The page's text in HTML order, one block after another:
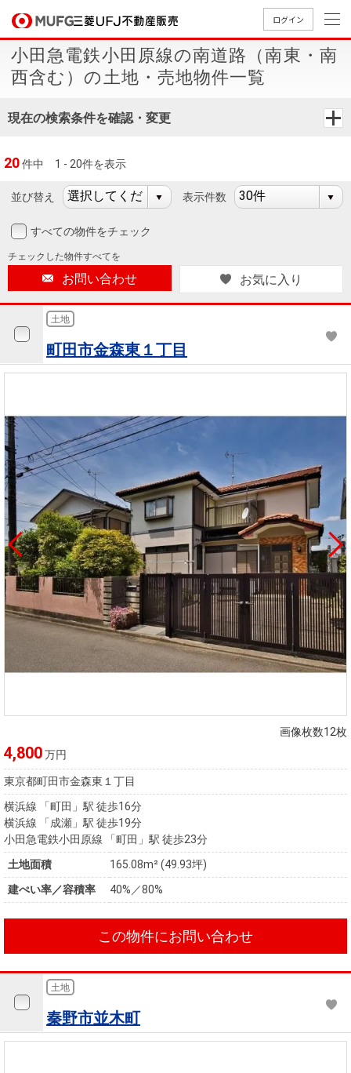
ログイン
買いたいTOP
中古
マン
ショ
探す
築・
中古
を探
資
用
物
件
を
探
す
件を
探す
購入向け
サービス
住宅ロー
ンシミュ
レーショ
ン
住まい1プ
ラス（お
役立ちコ
ラム）
税金の本
（電子ブ
ック）
売りたいTOP
無
料
査
却
相
取り
金額
試算
売却向け
サービス
周辺相場
検索
住まい1プ
ラス（お
役立ちコ
ラム）
住まいと
税金の本
売却ガイ
ド
店舗案内TOP
店舗のご
案内（首
都圏）
古屋）
案内（関
西）
会社情報TOP
ごあいさ
つ
Way
経営ビジ
ョン
沿革
本社地
ニュース
会社案内
（電子ブ
ック版）
採用情報TOP
新卒採用
情報
買いたい
売りたい
店舗案内
会社情報
採用情報
法人のお客さま
提携企業にお勤めの方
小田急電鉄小田原線の南道路（南東・南
西含む）の土地・売地物件一覧
現在の検索条件を確認・変更
20件中 1 - 20件を表示
並び替え 表示件数
すべての物件をチェック
チェックした物件すべてを
お問い合わせ お気に入り
土地
町田市金森東１丁目
画像枚数12枚
4,800万円
東京都町田市金森東１丁目
横浜線 「町田」駅 徒歩16分
横浜線 「成瀬」駅 徒歩19分
小田急電鉄小田原線 「町田」駅 徒歩23分
土地面積
165.08m² (49.93坪)
建ぺい率／容積率
40%／80%
この物件にお問い合わせ
土地
秦野市並木町